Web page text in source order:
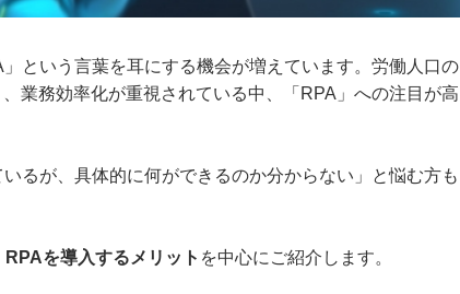
という言葉を耳にする機会が増えています。労働人口の
業務効率化が重視されている中、「RPA」への注目が高
るが、具体的に何ができるのか分からない」と悩む方も
RPAを導入するメリット を中心にご紹介します。